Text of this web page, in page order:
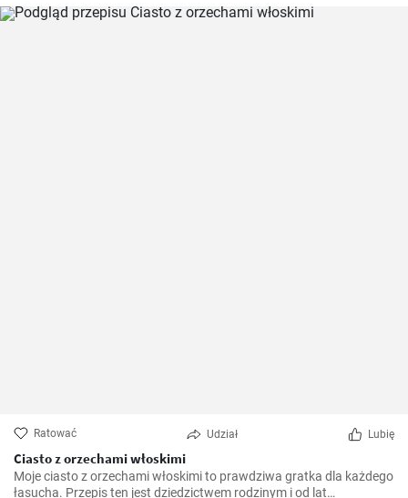
Ratować Udział Lubię
Ciasto z orzechami włoskimi
Moje ciasto z orzechami włoskimi to prawdziwa gratka dla każdego
łasucha. Przepis ten jest dziedzictwem rodzinym i od lat